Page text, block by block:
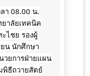
า​ 08.00 น.​
ยาลัย​เทคนิค​
ไชย รองผู้
น นักศึกษา
วยการฝ่ายแผน
พิธีถวาย​สัตย์​